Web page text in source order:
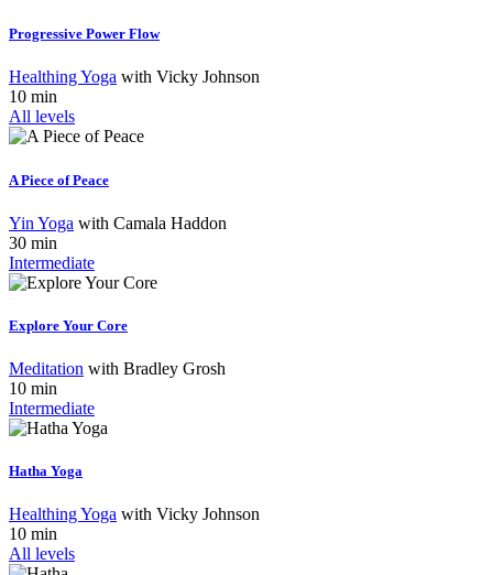
Progressive Power Flow
Healthing Yoga with Vicky Johnson
10 min
All levels
A Piece of Peace
Yin Yoga with Camala Haddon
30 min
Intermediate
Explore Your Core
Meditation with Bradley Grosh
10 min
Intermediate
Hatha Yoga
Healthing Yoga with Vicky Johnson
10 min
All levels